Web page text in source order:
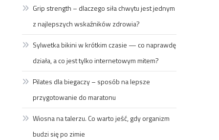
Grip strength – dlaczego siła chwytu jest jednym
z najlepszych wskaźników zdrowia?
Sylwetka bikini w krótkim czasie — co naprawdę
działa, a co jest tylko internetowym mitem?
Pilates dla biegaczy – sposób na lepsze
przygotowanie do maratonu
Wiosna na talerzu. Co warto jeść, gdy organizm
budzi się po zimie